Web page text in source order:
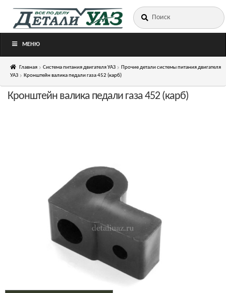
Перейти
Перейти
Искать:
МЕНЮ
Главная Система питания двигателя УАЗ
Прочие детали системы питания двигателя
УАЗ
Кронштейн валика педали газа 452 (карб)
Кронштейн валика педали газа 452 (карб)